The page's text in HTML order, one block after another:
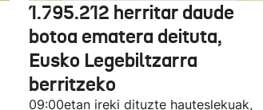
1.795.212 herritar daude
botoa ematera deituta,
Eusko Legebiltzarra
berritzeko
09:00etan ireki dituzte hauteslekuak,